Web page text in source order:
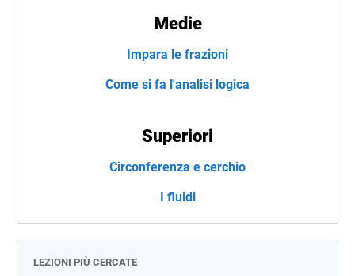
Medie
Impara le frazioni
Come si fa l'analisi logica
Superiori
Circonferenza e cerchio
I fluidi
LEZIONI PIÙ CERCATE